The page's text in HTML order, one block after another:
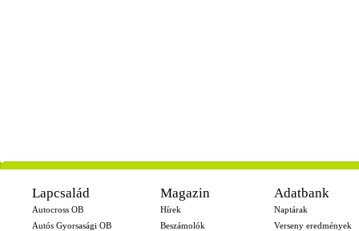
-
Lapcsalád
Autocross OB
Autós Gyorsasági OB
Magazin
Hírek
Beszámolók
Adatbank
Naptárak
Verseny eredmények